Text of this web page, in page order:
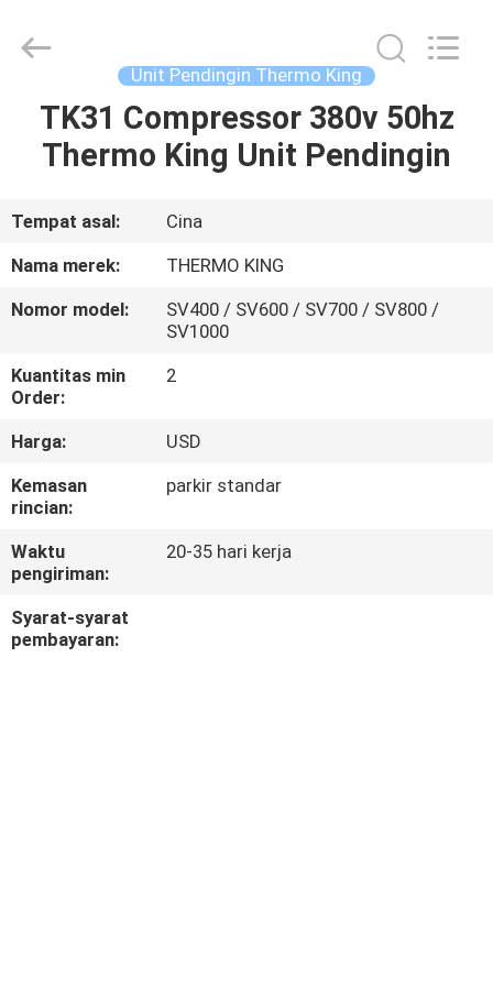
RUMAH
TENTANG
KAMI
TUR
PABRIK
KONTROL
KUALITAS
HUBUNGI
KAMI
INDUSTRY
Reserved.
Unit Pendingin Thermo King
TK31 Compressor 380v 50hz
Thermo King Unit Pendingin
Tempat asal:
Cina
Nama merek:
THERMO KING
Nomor model:
SV400 / SV600 / SV700 / SV800 /
SV1000
Kuantitas min
Order:
2
Harga:
USD
Kemasan
rincian:
parkir standar
Waktu
pengiriman:
20-35 hari kerja
Syarat-syarat
pembayaran: